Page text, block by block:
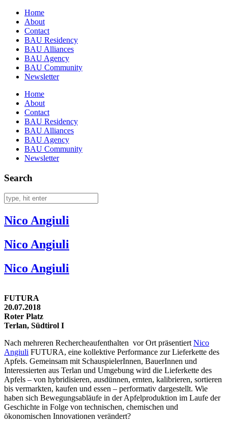
Home
About
Contact
BAU Residency
BAU Alliances
BAU Agency
BAU Community
Newsletter
Home
About
Contact
BAU Residency
BAU Alliances
BAU Agency
BAU Community
Newsletter
Search
Nico Angiuli
Nico Angiuli
Nico Angiuli
FUTURA
20.07.2018
Roter Platz
Terlan, Südtirol I
Nach mehreren Rechercheaufenthalten vor Ort präsentiertNico
Angiuli FUTURA, eine kollektive Performance zur Lieferkette des
Apfels. Gemeinsam mit SchauspielerInnen, BauerInnen und
Interessierten aus Terlan und Umgebung wird die Lieferkette des
Apfels – von hybridisieren, ausdünnen, ernten, kalibrieren, sortieren
bis vermarkten, kaufen und essen – performativ dargestellt. Wie
haben sich Bewegungsabläufe in der Apfelproduktion im Laufe der
Geschichte in Folge von technischen, chemischen und
ökonomischen Innovationen verändert?